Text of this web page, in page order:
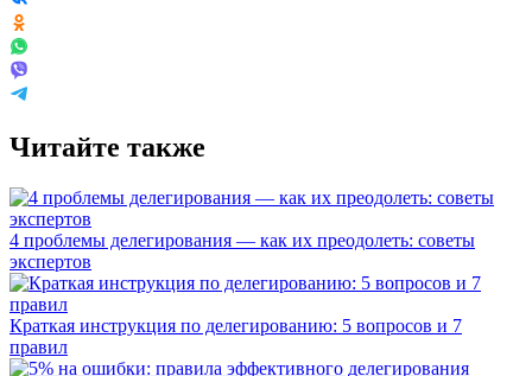
Читайте также
4 проблемы делегирования — как их преодолеть: советы
экспертов
Краткая инструкция по делегированию: 5 вопросов и 7
правил